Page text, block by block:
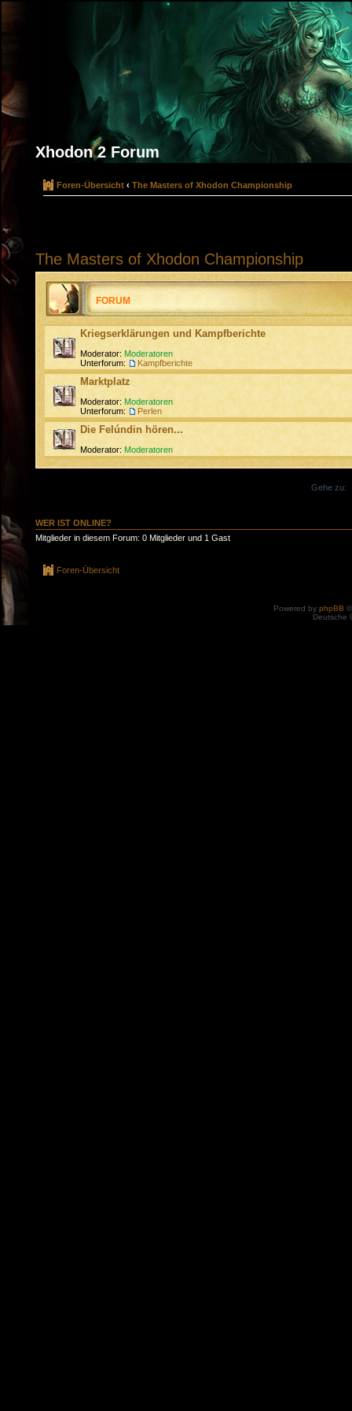
Xhodon 2 Forum
Foren-Übersicht ‹ The Masters of Xhodon Championship
The Masters of Xhodon Championship
FORUM
Kriegserklärungen und Kampfberichte
Moderator: Moderatoren
Unterforum:
Kampfberichte
Marktplatz
Moderator: Moderatoren
Unterforum:
Perlen
Die Felúndin hören...
Moderator: Moderatoren
Gehe zu:
WER IST ONLINE?
Mitglieder in diesem Forum: 0 Mitglieder und 1 Gast
Foren-Übersicht
Powered by phpBB
Deutsche